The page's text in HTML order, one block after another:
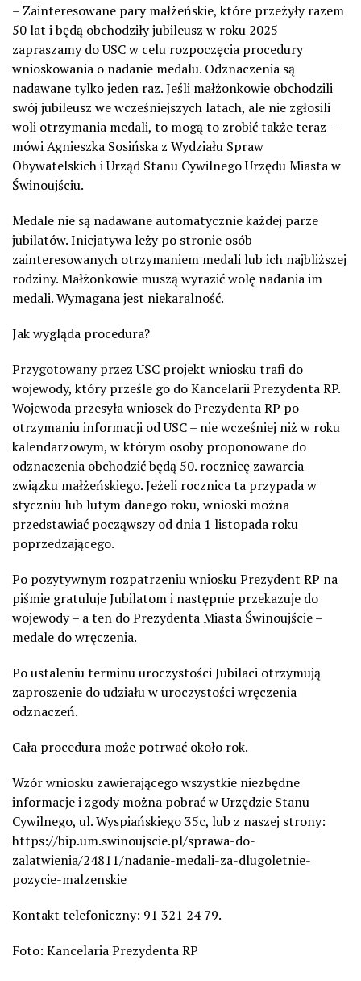
– Zainteresowane pary małżeńskie, które przeżyły razem
50 lat i będą obchodziły jubileusz w roku 2025
zapraszamy do USC w celu rozpoczęcia procedury
wnioskowania o nadanie medalu. Odznaczenia są
nadawane tylko jeden raz. Jeśli małżonkowie obchodzili
swój jubileusz we wcześniejszych latach, ale nie zgłosili
woli otrzymania medali, to mogą to zrobić także teraz –
mówi Agnieszka Sosińska z Wydziału Spraw
Obywatelskich i Urząd Stanu Cywilnego Urzędu Miasta w
Świnoujściu.
Medale nie są nadawane automatycznie każdej parze
jubilatów. Inicjatywa leży po stronie osób
zainteresowanych otrzymaniem medali lub ich najbliższej
rodziny. Małżonkowie muszą wyrazić wolę nadania im
medali. Wymagana jest niekaralność.
Jak wygląda procedura?
Przygotowany przez USC projekt wniosku trafi do
wojewody, który prześle go do Kancelarii Prezydenta RP.
Wojewoda przesyła wniosek do Prezydenta RP po
otrzymaniu informacji od USC – nie wcześniej niż w roku
kalendarzowym, w którym osoby proponowane do
odznaczenia obchodzić będą 50. rocznicę zawarcia
związku małżeńskiego. Jeżeli rocznica ta przypada w
styczniu lub lutym danego roku, wnioski można
przedstawiać począwszy od dnia 1 listopada roku
poprzedzającego.
Po pozytywnym rozpatrzeniu wniosku Prezydent RP na
piśmie gratuluje Jubilatom i następnie przekazuje do
wojewody – a ten do Prezydenta Miasta Świnoujście –
medale do wręczenia.
Po ustaleniu terminu uroczystości Jubilaci otrzymują
zaproszenie do udziału w uroczystości wręczenia
odznaczeń.
Cała procedura może potrwać około rok.
Wzór wniosku zawierającego wszystkie niezbędne
informacje i zgody można pobrać w Urzędzie Stanu
Cywilnego, ul. Wyspiańskiego 35c, lub z naszej strony:
https://bip.um.swinoujscie.pl/sprawa-do-
zalatwienia/24811/nadanie-medali-za-dlugoletnie-
pozycie-malzenskie
Kontakt telefoniczny: 91 321 24 79.
Foto: Kancelaria Prezydenta RP